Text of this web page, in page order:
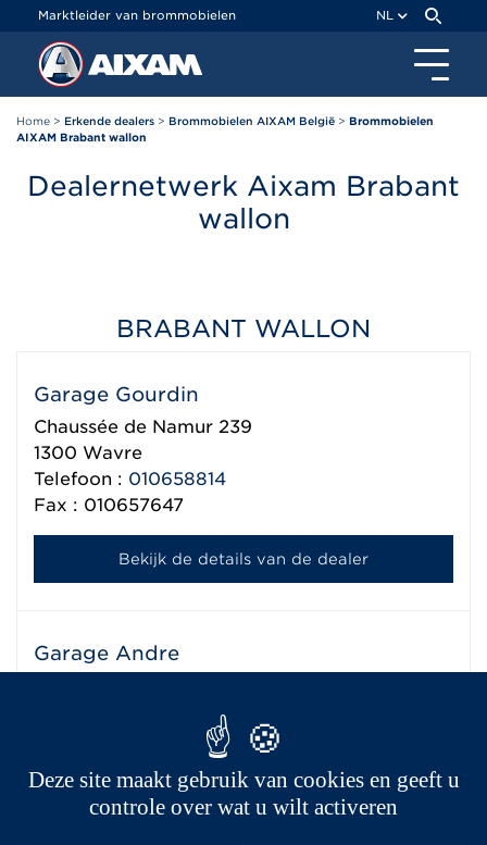
Marktleider van brommobielen NL
Home > Erkende dealers > Brommobielen AIXAM België > Brommobielen
AIXAM Brabant wallon
Dealernetwerk Aixam Brabant
wallon
BRABANT WALLON
Garage Gourdin
Chaussée de Namur 239
1300 Wavre
Telefoon : 010658814
Fax : 010657647
Bekijk de details van de dealer
Garage Andre
023195621
Bekijk de details van de dealer
Cookies beheer paneel
Deze site maakt gebruik van cookies en geeft u
controle over wat u wilt activeren